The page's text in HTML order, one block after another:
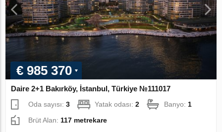
€ 985 370
Daire 2+1 Bakırköy, İstanbul, Türkiye №111017
Oda sayısı:3 Yatak odası:2 Banyo: 1
Brüt Alan: 117 metrekare